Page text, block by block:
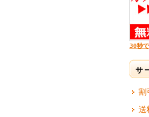
30秒
サ
割
送